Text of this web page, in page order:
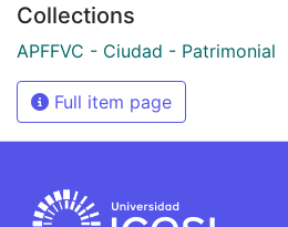
Collections
APFFVC - Ciudad - Patrimonial
Full item page